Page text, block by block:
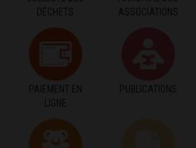
DÉCHETS
ASSOCIATIONS
PAIEMENT EN
LIGNE
PUBLICATIONS